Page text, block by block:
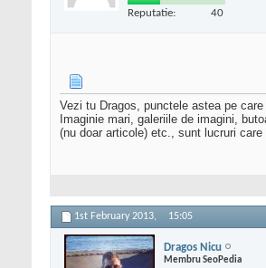
Reputatie: 40
Vezi tu Dragos, punctele astea pe
Imaginie mari, galeriile de imagini,
(nu doar articole) etc., sunt lucruri
1st February 2013, 15:05
Dragos Nicu
Membru SeoPedia